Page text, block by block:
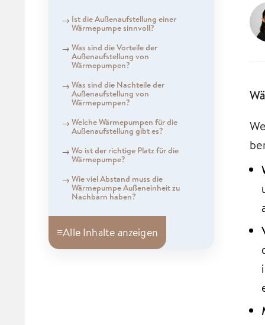
Ist die Außenaufstellung einer
Wärmepumpe sinnvoll?
Was sind die Vorteile der
Außenaufstellung von
Wärmepumpen?
Was sind die Nachteile der
Außenaufstellung von
Wärmepumpen?
Welche Wärmepumpen für die
Außenaufstellung gibt es?
Wo ist der richtige Platz für die
Wärmepumpe?
Wie viel Abstand muss die
Wärmepumpe Außeneinheit zu
Nachbarn haben?
≡Alle Inhalte anzeigen